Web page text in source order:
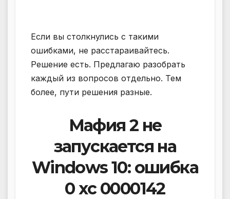
Если вы столкнулись с такими
ошибками, не расстараивайтесь.
Решение есть. Предлагаю разобрать
каждый из вопросов отдельно. Тем
более, пути решения разные.
Мафия 2 не
запускается на
Windows 10: ошибка
0 xc 0000142